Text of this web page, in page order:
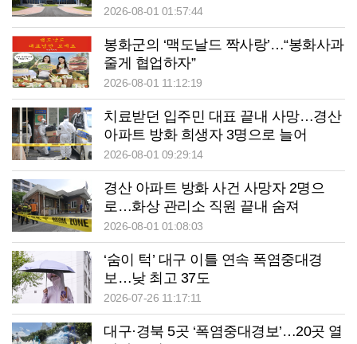
2026-08-01 01:57:44
봉화군의 ‘맥도날드 짝사랑’…“봉화사과
줄게 협업하자”
2026-08-01 11:12:19
치료받던 입주민 대표 끝내 사망…경산
아파트 방화 희생자 3명으로 늘어
2026-08-01 09:29:14
경산 아파트 방화 사건 사망자 2명으
로…화상 관리소 직원 끝내 숨져
2026-08-01 01:08:03
‘숨이 턱’ 대구 이틀 연속 폭염중대경
보…낮 최고 37도
2026-07-26 11:17:11
대구·경북 5곳 ‘폭염중대경보’…20곳 열